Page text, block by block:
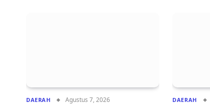
DAERAH Agustus 7, 2026 DAERAH